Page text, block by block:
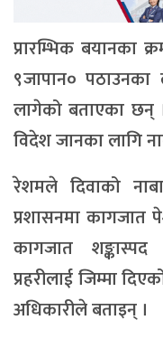
प्रारम्भिक बयानका
९जापान० पठाउनका
लागेको बताएका छन्
विदेश जानका लागि
रेशमले दिवाको
प्रशासनमा
कागजात
प्रहरीलाई जिम्मा
अधिकारीले बताइन् ।